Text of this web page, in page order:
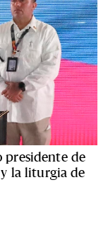
presidente de
la liturgia de